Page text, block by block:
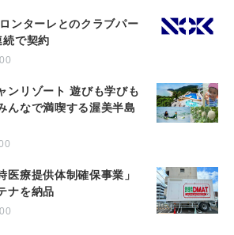
ンターレとのクラブパー
続で契約
ンリゾート 遊びも学びも
んなで満喫する渥美半島
医療提供体制確保事業」
ナを納品